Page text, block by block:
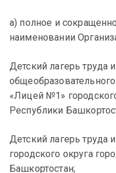
а) полное и
наименовании
Детский лагерь труда
«Лицей №1»
Республики
Детский лагерь
городского округа
Башкортостан;